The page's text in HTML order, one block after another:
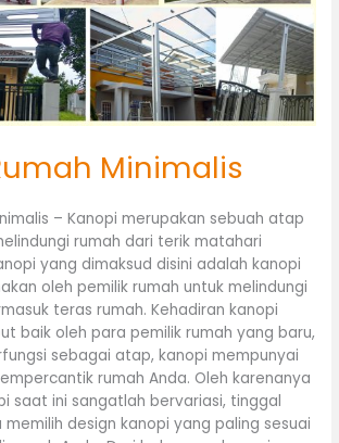
Minimalis
– Kanopi merupakan sebuah atap
rumah dari terik matahari
yang dimaksud disini adalah kanopi
oleh pemilik rumah untuk melindungi
teras rumah. Kehadiran kanopi
baik oleh para pemilik rumah yang baru,
sebagai atap, kanopi mempunyai
rumah Anda. Oleh karenanya
saat ini sangatlah bervariasi, tinggal
design kanopi yang paling sesuai